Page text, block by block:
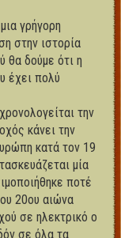
γρήγορη
στην ιστορία
θα δούμε ότι η
έχει πολύ
την
κάνει την
κατά τον 19
μία
ποτέ
20ου αιώνα
σε ηλεκτρικό ο
σε όλα τα